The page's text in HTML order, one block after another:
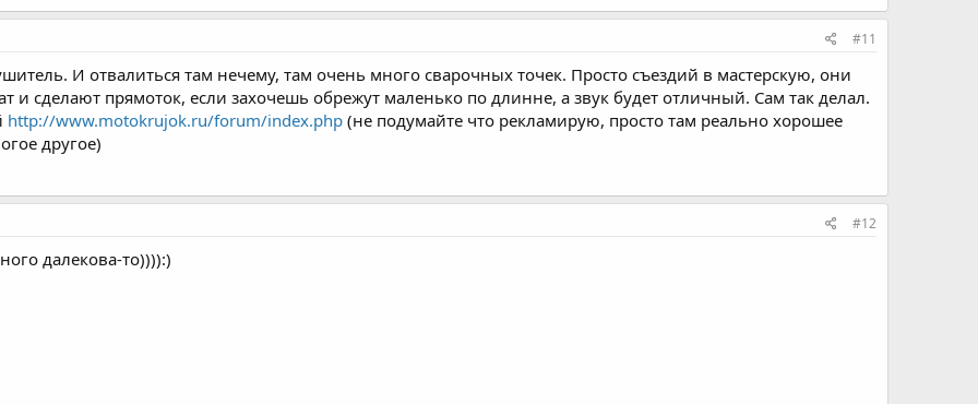
#11
И отвалиться там нечему, там очень много сварочных точек. Просто съездий в мастерскую, они
и сделают прямоток, если захочешь обрежут маленько по длинне, а звук будет отличный. Сам так делал.
http://www.motokrujok.ru/forum/index.php (не подумайте что рекламирую, просто там реально хорошее
другое)
#12
далекова-то)))):)